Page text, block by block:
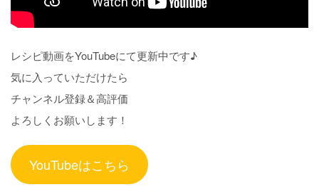
レシピ動画をYouTubeにて更新中です♪
気に入っていただけたら
チャンネル登録＆高評価
よろしくお願いします！
YouTubeはこちら